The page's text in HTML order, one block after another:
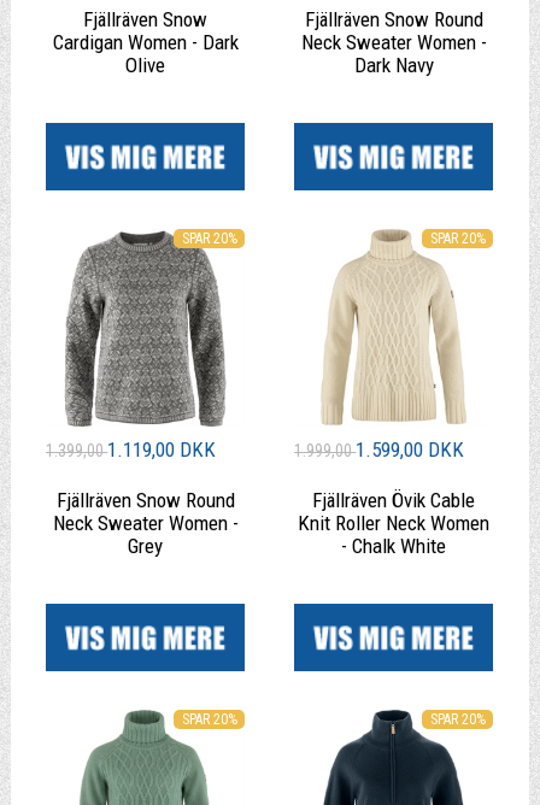
Fjällräven Snow
Cardigan Women - Dark
Olive
Fjällräven Snow Round
Neck Sweater Women -
Dark Navy
SPAR 20%
1.399,001.119,00 DKK
Fjällräven Snow Round
Neck Sweater Women -
Grey
SPAR 20%
1.999,001.599,00 DKK
Fjällräven Övik Cable
Knit Roller Neck Women
- Chalk White
SPAR 20% SPAR 20%